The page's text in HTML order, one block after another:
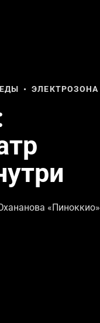
• ЭЛЕКТРОЗОНА
«Пиноккио»